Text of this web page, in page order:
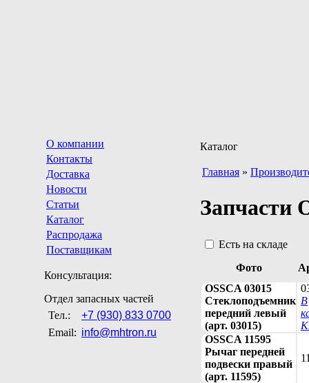
О компании
Контакты
Доставка
Новости
Статьи
Каталог
Распродажа
Поставщикам
Консультация:
Отдел запасных частей
Тел.:
+7 (930) 833 0700
Email: info@mhtron.ru
Каталог
Главная »
Запчасти
Есть на складе
Фото
OSSCA 03015
Стеклоподъемник
передний левый
(арт. 03015)
В
OSSCA 11595
Рычаг передней
подвески правый
(арт. 11595)